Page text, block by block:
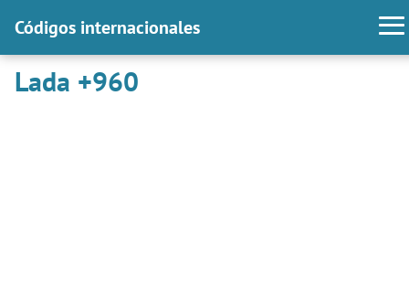
Códigos internacionales
Lada +960